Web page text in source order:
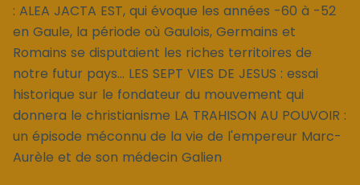
: ALEA JACTA EST, qui évoque les années -60 à -52
en Gaule, la période où Gaulois, Germains et
Romains se disputaient les riches territoires de
notre futur pays... LES SEPT VIES DE JESUS : essai
historique sur le fondateur du mouvement qui
donnera le christianisme LA TRAHISON AU POUVOIR :
un épisode méconnu de la vie de l'empereur Marc-
Aurèle et de son médecin Galien